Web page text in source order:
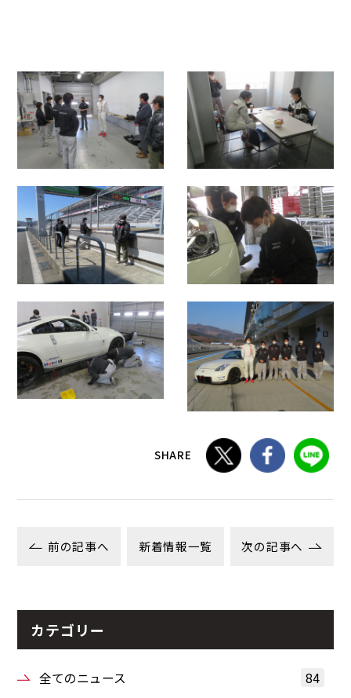
SHARE
前の記事へ 新着情報一覧 次の記事へ
カテゴリー
全てのニュース 84